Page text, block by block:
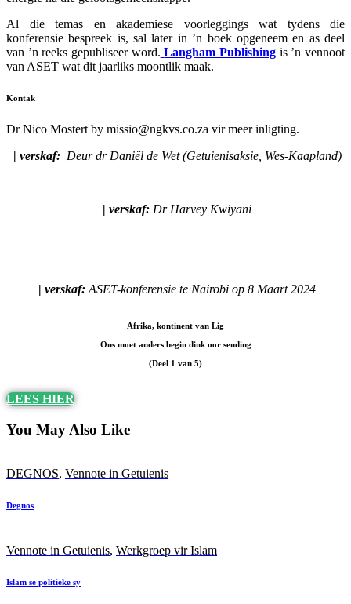
Al die temas en akademiese voorleggings wat tydens die
konferensie bespreek is, sal later in ’n boek opgeneem en as deel
van ’n reeks gepubliseer word. Langham Publishing is ’n vennoot
van ASET wat dit jaarliks moontlik maak.
Kontak
Dr Nico Mostert by missio@ngkvs.co.za vir meer inligting.
| verskaf: Deur dr Daniël de Wet (Getuienisaksie, Wes-Kaapland)
| verskaf: Dr Harvey Kwiyani
| verskaf: ASET-konferensie te Nairobi op 8 Maart 2024
Afrika, kontinent van Lig
Ons moet anders begin dink oor sending
(Deel 1 van 5)
LEES HIER
You May Also Like
DEGNOS, Vennote in Getuienis
Degnos
Vennote in Getuienis, Werkgroep vir Islam
Islam se politieke sy